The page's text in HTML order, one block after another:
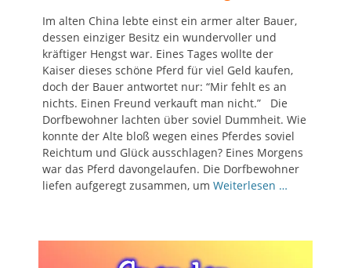
Im alten China lebte einst ein armer alter Bauer,
dessen einziger Besitz ein wundervoller und
kräftiger Hengst war. Eines Tages wollte der
Kaiser dieses schöne Pferd für viel Geld kaufen,
doch der Bauer antwortet nur: “Mir fehlt es an
nichts. Einen Freund verkauft man nicht.” Die
Dorfbewohner lachten über soviel Dummheit. Wie
konnte der Alte bloß wegen eines Pferdes soviel
Reichtum und Glück ausschlagen? Eines Morgens
war das Pferd davongelaufen. Die Dorfbewohner
liefen aufgeregt zusammen, um Weiterlesen …